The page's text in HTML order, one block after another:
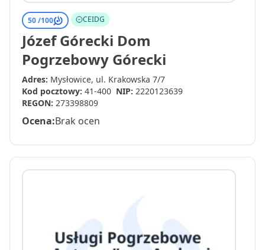
50 /100 CEIDG
Józef Górecki Dom
Pogrzebowy Górecki
Adres: Mysłowice, ul. Krakowska 7/7
Kod pocztowy: 41-400 NIP: 2220123639
REGON: 273398809
Ocena:Brak ocen